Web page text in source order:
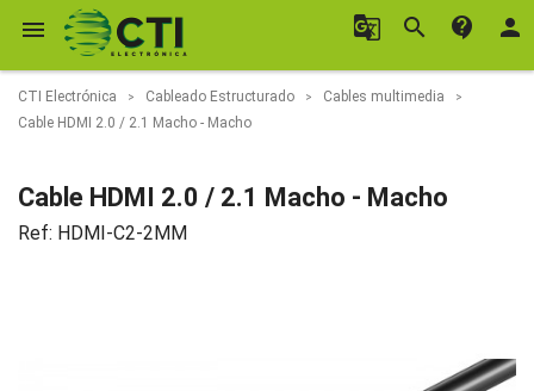
 g_translate search contact_support person
CTI Electrónica Cableado Estructurado
Cables multimedia
Cable HDMI 2.0 / 2.1 Macho - Macho
Cable HDMI 2.0 / 2.1 Macho - Macho
Ref: HDMI-C2-2MM